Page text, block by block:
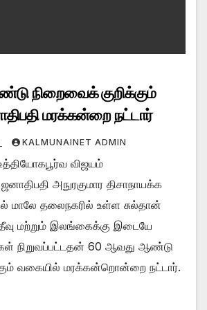
நிறைவைக் குறிக்கும்
மரக்கன்றை நட்டார்
KALMUNAINET ADMIN
விஜயம்
அநுரகுமார திசாநாயக்க
மாலே தலைநகரில் உள்ள சுல்தான்
மற்றும் இலங்கைக்கு இடையே
நிறுவப்பட்டதன் 60 ஆவது ஆண்டு
வகையில் மரக்கன்றொன்றை நட்டார்.